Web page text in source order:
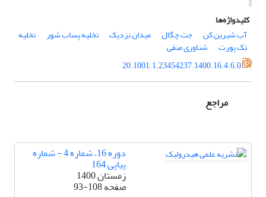
کلیدواژه‌ها
آب شیرین کن
جت چگال میدان نزدیک تخلیه پساب شور تخلیه
تک پورت
شناوری منفی
20.1001.1.23454237.1400.16.4.6.0
مراجع
دوره 16، شماره 4 - شماره
پیاپی 164
زمستان 1400
صفحه93-108